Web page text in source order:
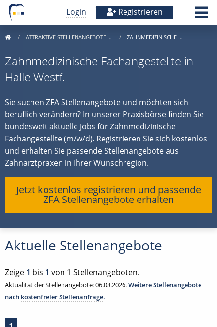
Login Registrieren
ATTRAKTIVE STELLENANGEBOTE … ZAHNMEDIZINISCHE …
Zahnmedizinische Fachangestellte in
Halle Westf.
Sie suchen ZFA Stellenangebote und möchten sich
beruflich verändern? In unserer Praxisbörse finden Sie
bundesweit aktuelle Jobs für Zahnmedizinische
Fachangestellte (m/w/d). Registrieren Sie sich kostenlos
und erhalten Sie passende Stellenangebote aus
Zahnarztpraxen in Ihrer Wunschregion.
Jetzt kostenlos registrieren und passende
ZFA Stellenangebote erhalten
Aktuelle Stellenangebote
Zeige 1 bis 1 von 1 Stellenangeboten.
Aktualität der Stellenangebote: 06.08.2026.Weitere Stellenangebote
nach kostenfreier Stellenanfrage.